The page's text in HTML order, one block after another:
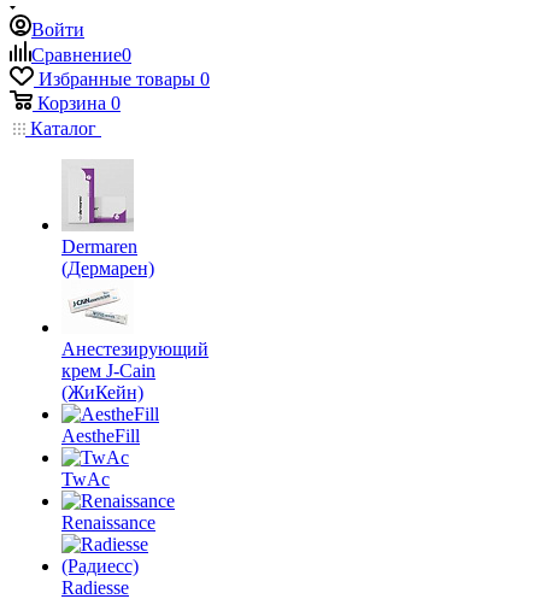
Войти
Сравнение0
Избранные товары 0
Корзина 0
Каталог
Dermaren
(Дермарен)
Анестезирующий
крем J-Cain
(ЖиКейн)
AestheFill
TwAc
Renaissance
Radiesse